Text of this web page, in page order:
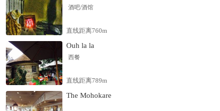
酒吧/酒馆
直线距离760m
Ouh la la
西餐
直线距离789m
The Mohokare